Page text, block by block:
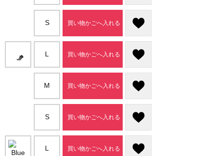
S 買い物かごへ入れる
L 買い物かごへ入れる
M 買い物かごへ入れる
S 買い物かごへ入れる
L 買い物かごへ入れる